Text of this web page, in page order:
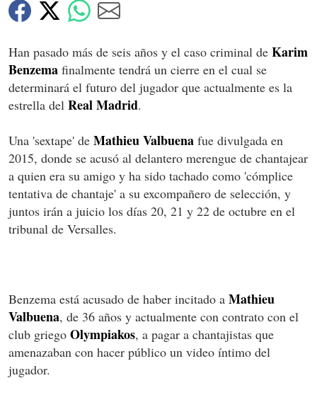
Han pasado más de seis años y el caso criminal de Karim
Benzema finalmente tendrá un cierre en el cual se
determinará el futuro del jugador que actualmente es la
estrella del Real Madrid.
Una 'sextape' de Mathieu Valbuena fue divulgada en
2015, donde se acusó al delantero merengue de chantajear
a quien era su amigo y ha sido tachado como 'cómplice
tentativa de chantaje' a su excompañero de selección, y
juntos irán a juicio los días 20, 21 y 22 de octubre en el
tribunal de Versalles.
Benzema está acusado de haber incitado a Mathieu
Valbuena, de 36 años y actualmente con contrato con el
club griego Olympiakos, a pagar a chantajistas que
amenazaban con hacer público un video íntimo del
jugador.